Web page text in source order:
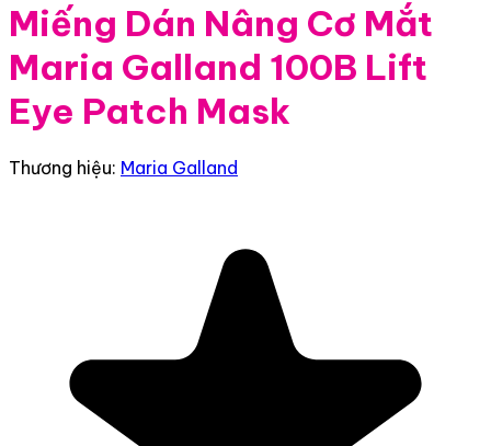
Miếng Dán Nâng Cơ Mắt
Maria Galland 100B Lift
Eye Patch Mask
Thương hiệu: Maria Galland